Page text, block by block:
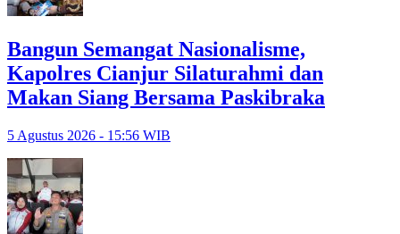
Bangun Semangat Nasionalisme,
Kapolres Cianjur Silaturahmi dan
Makan Siang Bersama Paskibraka
5 Agustus 2026 - 15:56 WIB